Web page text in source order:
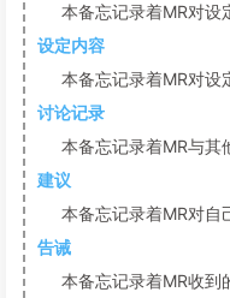
本备忘记录着MR对设
设定内容
本备忘记录着MR对设
讨论记录
本备忘记录着MR与其
建议
本备忘记录着MR对自
告诫
本备忘记录着MR收到